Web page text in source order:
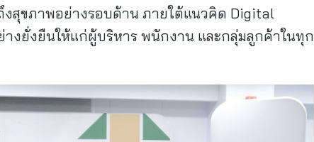
งสุขภาพอย่างรอบด้าน ภายใต้แนวคิด Digital
งยั่งยืนให้แก่ผู้บริหาร พนักงาน และกลุ่มลูกค้าในทุก